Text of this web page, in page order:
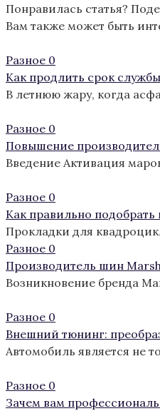
Понравилась статья?
Вам также может быть
Разное 0
Как продлить срок
В летнюю жару, когда
Разное 0
Повышение
Введение Активация
Разное 0
Как правильно
Прокладки для
Разное 0
Производитель шин
Возникновение бренда
Разное 0
Внешний тюнинг:
Автомобиль является не
Разное 0
Зачем вам